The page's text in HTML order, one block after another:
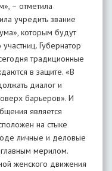
– отметила
учредить звание
которым будут
Губернатор
традиционные
в защите. «В
диалог и
барьеров». И
является
на стыке
личные и деловые
мерилом.
женского движения